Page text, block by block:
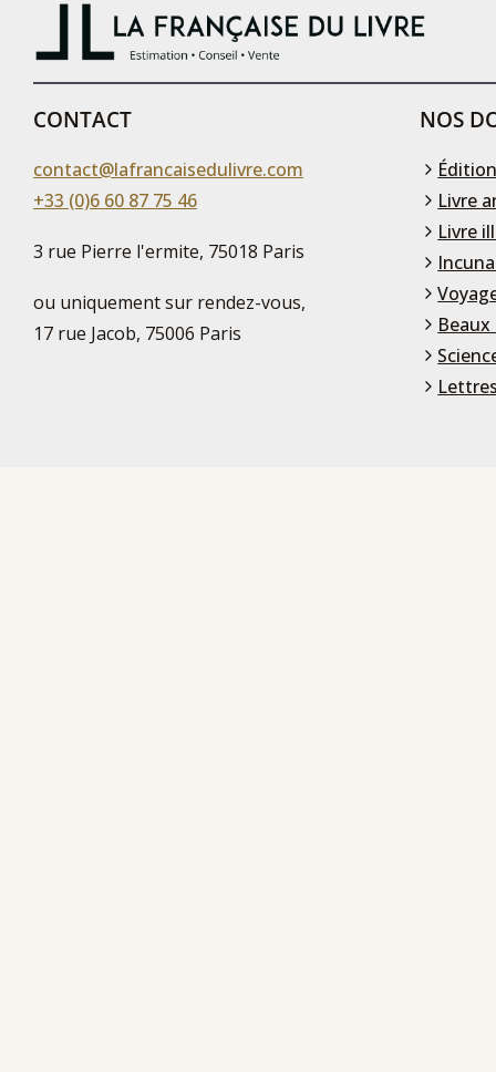
CONTACT
contact@lafrancaisedulivre.com
+33 (0)6 60 87 75 46
3 rue Pierre l'ermite, 75018 Paris
ou uniquement sur rendez-vous,
17 rue Jacob, 75006 Paris
NOS
Livre
Livre